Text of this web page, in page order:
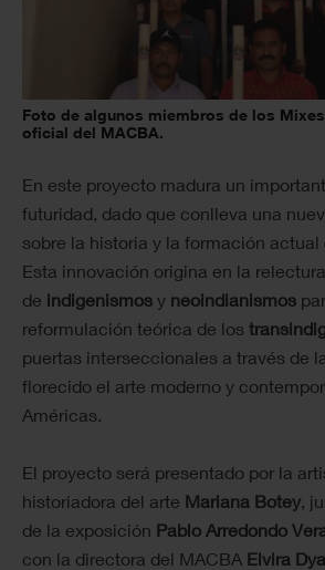
Foto de algunos miembros de los
oficial del MACBA.
En este proyecto madura un
futuridad, dado que conlleva una
sobre la historia y la formación actual
Esta innovación origina en la
de indigenismos y neoindianismos
reformulación teórica de los
puertas interseccionales a través de
florecido el arte moderno y
Américas.
El proyecto será presentado por la
historiadora del arte Mariana Botey,
de la exposición Pablo Arredondo
con la directora del MACBA Elvira